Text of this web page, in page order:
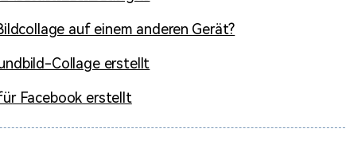
auf einem anderen Gerät?
Collage erstellt
Facebook erstellt